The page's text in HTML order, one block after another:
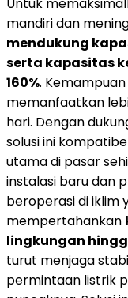
mandiri dan
mendukung
serta kapasitas
160%.
memanfaatkan
hari. Dengan
solusi ini
utama di pasar
instalasi baru dan
beroperasi di iklim
mempertahankan
lingkungan
turut menjaga
permintaan listrik